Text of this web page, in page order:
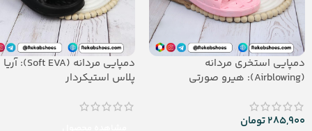
دمپایی استخری مردانه
(Airblowing): هیرو صورتی
285,900تومان
دمپایی مردانه (Soft EVA): آریا
پلاس استیکردار